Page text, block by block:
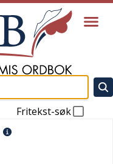
Fritekst-søk